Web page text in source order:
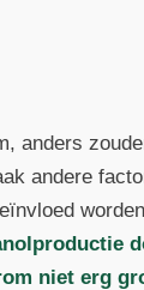
anders
andere
niet erg